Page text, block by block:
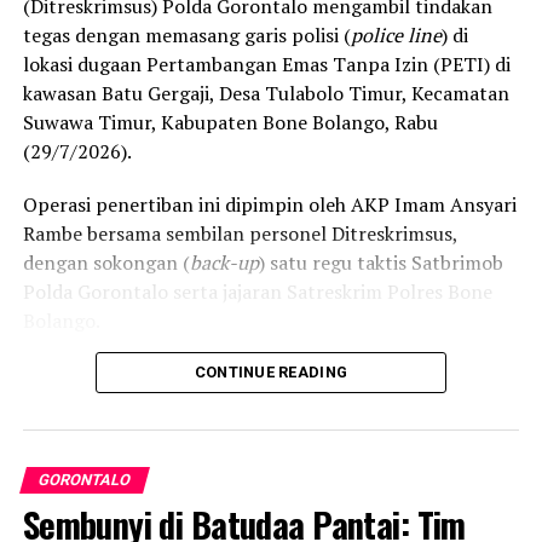
Teluk Tomini, menghancurkan daerah resapan air, dan
mengancam ruang hidup nelayan serta petani lokal.
Rencana konsultasi publik PT CBM diprediksi bakal
mendapat perlawanan ketat dari koalisi masyarakat sipil
dan warga lintas desa yang bersiap menghadang
kelestarian ruang hidup mereka.
(Ditreskrimsus) Polda Gorontalo mengambil tindakan
tegas dengan memasang garis polisi (police line) di
lokasi dugaan Pertambangan Emas Tanpa Izin (PETI) di
kawasan Batu Gergaji, Desa Tulabolo Timur, Kecamatan
Suwawa Timur, Kabupaten Bone Bolango, Rabu
(29/7/2026).
Operasi penertiban ini dipimpin oleh AKP Imam Ansyari
Rambe bersama sembilan personel Ditreskrimsus,
dengan sokongan (back-up) satu regu taktis Satbrimob
Polda Gorontalo serta jajaran Satreskrim Polres Bone
Kapolda Gorontalo Irjen Pol. Drs. Widodo, S.H., M.H.
S.I.K., M.H. menjelaskan bahwa pemasanganpolice line
difokuskan pada lubang-lubang yang disinyalir aktif
digunakan untuk penambangan ilegal. Selain itu,
petugas menyisir dan menyelidiki lokasi penampungan
CONTINUE READING
GORONTALO
Sembunyi di Batudaa Pantai: Tim